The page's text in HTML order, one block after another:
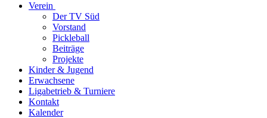
Verein
Der TV Süd
Vorstand
Pickleball
Beiträge
Projekte
Kinder & Jugend
Erwachsene
Ligabetrieb & Turniere
Kontakt
Kalender